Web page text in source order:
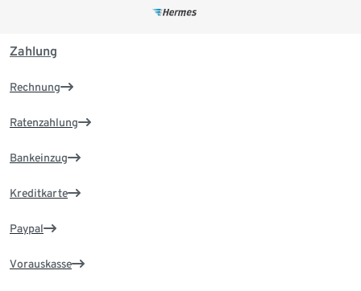
Zahlung
Rechnung
Ratenzahlung
Bankeinzug
Kreditkarte
Paypal
Vorauskasse